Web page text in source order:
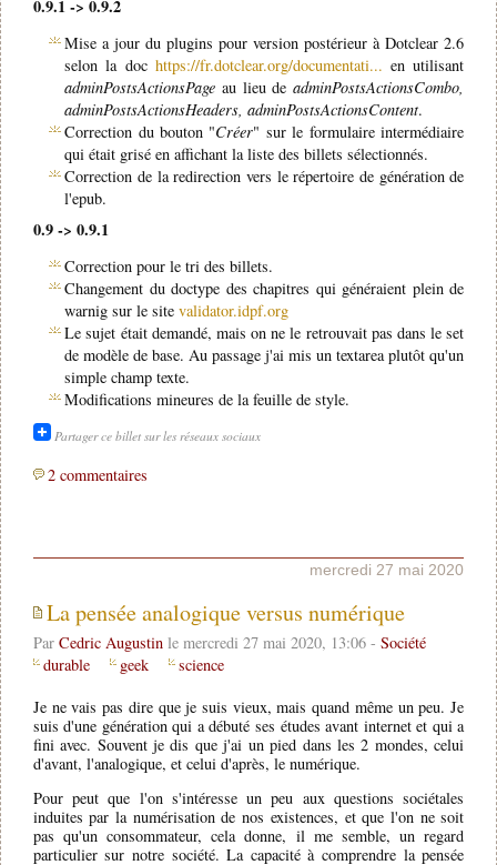
0.9.1 -> 0.9.2
Mise a jour du plugins pour version postérieur à Dotclear 2.6
selon la doc https://fr.dotclear.org/documentati... en utilisant
adminPostsActionsPage au lieu deadminPostsActionsCombo,
adminPostsActionsHeaders, adminPostsActionsContent.
Correction du bouton "Créer" sur le formulaire intermédiaire
qui était grisé en affichant la liste des billets sélectionnés.
Correction de la redirection vers le répertoire de génération de
l'epub.
0.9 -> 0.9.1
Correction pour le tri des billets.
Changement du doctype des chapitres qui généraient plein de
warnig sur le sitevalidator.idpf.org
Le sujet était demandé, mais on ne le retrouvait pas dans le set
de modèle de base. Au passage j'ai mis un textarea plutôt qu'un
simple champ texte.
Modifications mineures de la feuille de style.
Partager ce billet sur les réseaux sociaux
2 commentaires
mercredi 27 mai 2020
La pensée analogique versus numérique
Par Cedric Augustinle mercredi 27 mai 2020, 13:06 - Société
durable
geek science
Je ne vais pas dire que je suis vieux, mais quand même un peu. Je
suis d'une génération qui a débuté ses études avant internet et qui a
fini avec. Souvent je dis que j'ai un pied dans les 2 mondes, celui
d'avant, l'analogique, et celui d'après, le numérique.
Pour peut que l'on s'intéresse un peu aux questions sociétales
induites par la numérisation de nos existences, et que l'on ne soit
pas qu'un consommateur, cela donne, il me semble, un regard
particulier sur notre société. La capacité à comprendre la pensée